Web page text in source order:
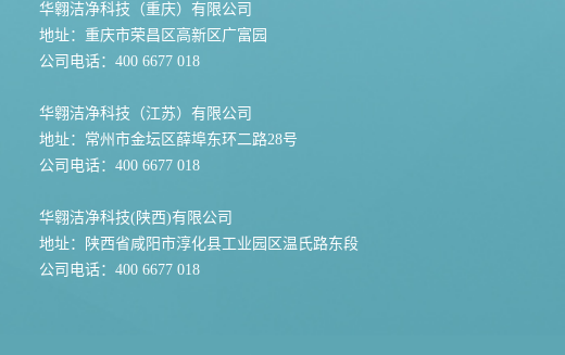
华翱洁净科技（重庆）有限公司
地址：重庆市荣昌区高新区广富园
公司电话：400 6677 018
华翱洁净科技（江苏）有限公司
地址：常州市金坛区薛埠东环二路28号
公司电话：400 6677 018
华翱洁净科技(陕西)有限公司
地址：陕西省咸阳市淳化县工业园区温氏路东段
公司电话：400 6677 018